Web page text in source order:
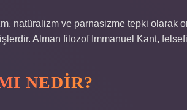
natüralizm ve parnasizme tepki olarak
Alman filozof Immanuel Kant,
NEDIR?